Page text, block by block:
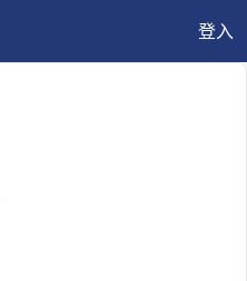
登入